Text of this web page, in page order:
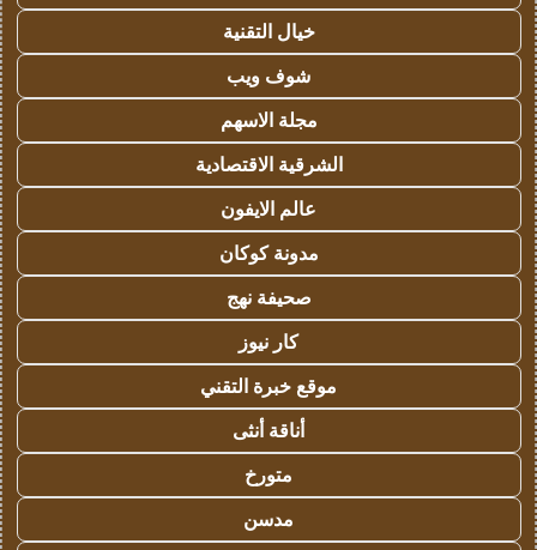
خيال التقنية
شوف ويب
مجلة الاسهم
الشرقية الاقتصادية
عالم الايفون
مدونة كوكان
صحيفة نهج
كار نيوز
موقع خبرة التقني
أناقة أنثى
متورخ
مدسن